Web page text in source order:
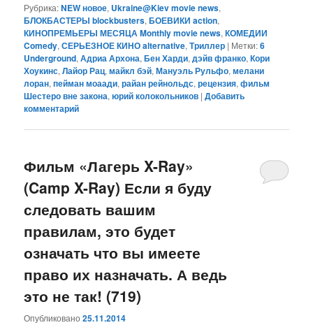
Рубрика:NEW новое, Ukraine@Kiev movie news,
БЛОКБАСТЕРЫ blockbusters,БОЕВИКИ action,
КИНОПРЕМЬЕРЫ МЕСЯЦА Monthly movie news,КОМЕДИИ
Comedy,СЕРЬЕЗНОЕ КИНО alternative,Триллер | Метки:6
Underground,Адриа Архона,Бен Харди,дэйв франко,Кори
Хоукинс,Лайор Рац,майкл бэй,Мануэль Рульфо,мелани
лоран,пейман моаади,райан рейнольдс,рецензия,фильм
Шестеро вне закона,юрий колокольников |Добавить
комментарий
Фильм «Лагерь X-Ray»
(Camp X-Ray) Если я буду
следовать вашим
правилам, это будет
означать что вы имеете
право их назначать. А ведь
это не так! (719)
Опубликовано25.11.2014